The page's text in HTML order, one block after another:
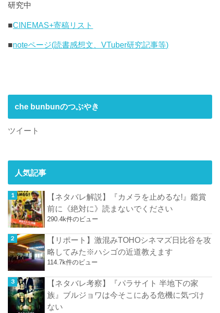
研究中
■CINEMAS+寄稿リスト
■noteページ(読書感想文、VTuber研究記事等)
che bunbunのつぶやき
ツイート
人気記事
【ネタバレ解説】『カメラを止めるな!』鑑賞
前に《絶対に》読まないでください
290.4k件のビュー
【リポート】激混みTOHOシネマズ日比谷を攻
略してみた※ハシゴの近道教えます
114.7k件のビュー
【ネタバレ考察】『パラサイト 半地下の家
族』ブルジョワは今そこにある危機に気づけ
ない